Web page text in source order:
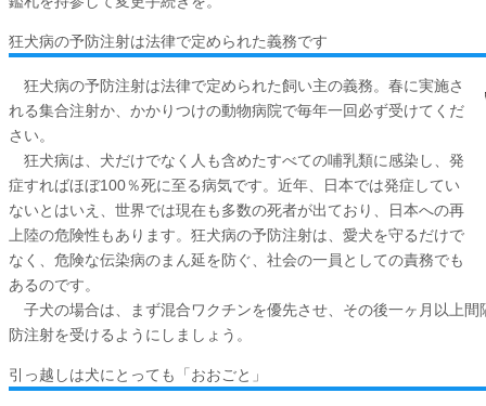
狂犬病の予防注射は法律で定められた義務です
狂犬病の予防注射は法律で定められた飼い主の義務。春に実施さ
れる集合注射か、かかりつけの動物病院で毎年一回必ず受けてくだ
さい。
狂犬病は、犬だけでなく人も含めたすべての哺乳類に感染し、発
症すればほぼ100％死に至る病気です。近年、日本では発症してい
ないとはいえ、世界では現在も多数の死者が出ており、日本への再
上陸の危険性もあります。狂犬病の予防注射は、愛犬を守るだけで
なく、危険な伝染病のまん延を防ぐ、社会の一員としての責務でも
あるのです。
子犬の場合は、まず混合ワクチンを優先させ、その後一ヶ月以上間
防注射を受けるようにしましょう。
引っ越しは犬にとっても「おおごと」